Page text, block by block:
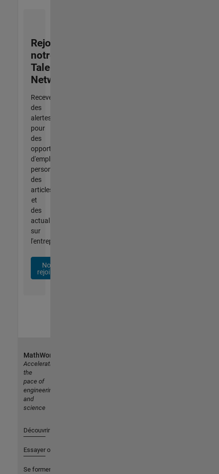
Rejoignez
notre
Talent
Network
Recevez
des
alertes
pour
des
opportunités
d'emploi
personnalisées,
des
articles
et
des
actualités
sur
l'entreprise.
Nous
rejoindre
MathWorks
Accelerating
the
pace of
engineering
and
science
Découvrir les produits
Essayer ou acheter
Se former